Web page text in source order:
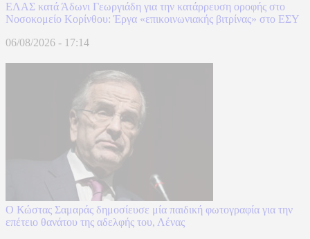
ΕΛΑΣ κατά Άδωνι Γεωργιάδη για την κατάρρευση οροφής στο
Νοσοκομείο Κορίνθου: Έργα «επικοινωνιακής βιτρίνας» στο ΕΣΥ
06/08/2026 - 17:14
Ο Κώστας Σαμαράς δημοσίευσε μία παιδική φωτογραφία για την
επέτειο θανάτου της αδελφής του, Λένας